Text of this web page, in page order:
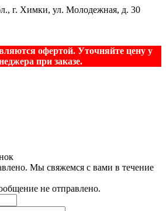
г. Химки, ул. Молодежная, д. 30
офертой. Уточняйте цену у
при заказе.
Мы свяжемся с вами в течение
не отправлено.